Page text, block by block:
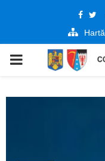
PRIMARY